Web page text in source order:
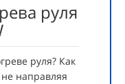
руля
руля? Как
направляя